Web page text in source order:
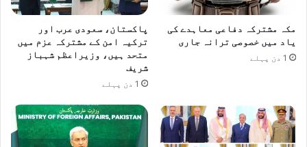
مکہ مشترکہ دفاعی معاہدے کی
یاد میں خصوصی ترانہ جاری
1 دن پہلے
پاکستان، سعودی عرب اور
ترکیہ امن کے مشترکہ عزم میں
متحد ہیں، وزیراعظم شہباز
شریف
1 دن پہلے